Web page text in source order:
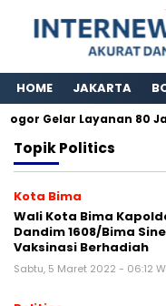
HOME JAKARTA
Gelar Layanan 80
TopikPolitics
Kota Bima
Wali Kota Bima
Dandim 1608/Bima
Vaksinasi Berhadiah
Sabtu, 5 Maret 2022 - 06:12